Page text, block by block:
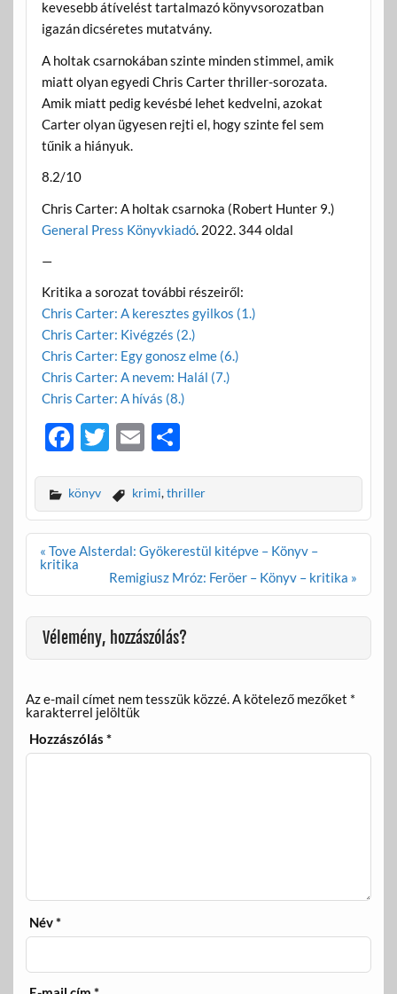
kevesebb átívelést tartalmazó könyvsorozatban
igazán dicséretes mutatvány.
A holtak csarnokában szinte minden stimmel, amik
miatt olyan egyedi Chris Carter thriller-sorozata.
Amik miatt pedig kevésbé lehet kedvelni, azokat
Carter olyan ügyesen rejti el, hogy szinte fel sem
tűnik a hiányuk.
8.2/10
Chris Carter: A holtak csarnoka (Robert Hunter 9.)
General Press Könyvkiadó. 2022. 344 oldal
—
Kritika a sorozat további részeiről:
Chris Carter: A keresztes gyilkos (1.)
Chris Carter: Kivégzés (2.)
Chris Carter: Egy gonosz elme (6.)
Chris Carter: A nevem: Halál (7.)
Chris Carter: A hívás (8.)
F
e
b
o
o
k
T
itt
er
E
ail
O
za
m
e
g
könyv krimi,thriller
Bejegyzés
navigáció
« Tove Alsterdal: Gyökerestül kitépve – Könyv –
kritika
Remigiusz Mróz: Feröer – Könyv – kritika »
Vélemény, hozzászólás?
Az e-mail címet nem tesszük közzé.A kötelező mezőket *
karakterrel jelöltük
Hozzászólás*
Név*